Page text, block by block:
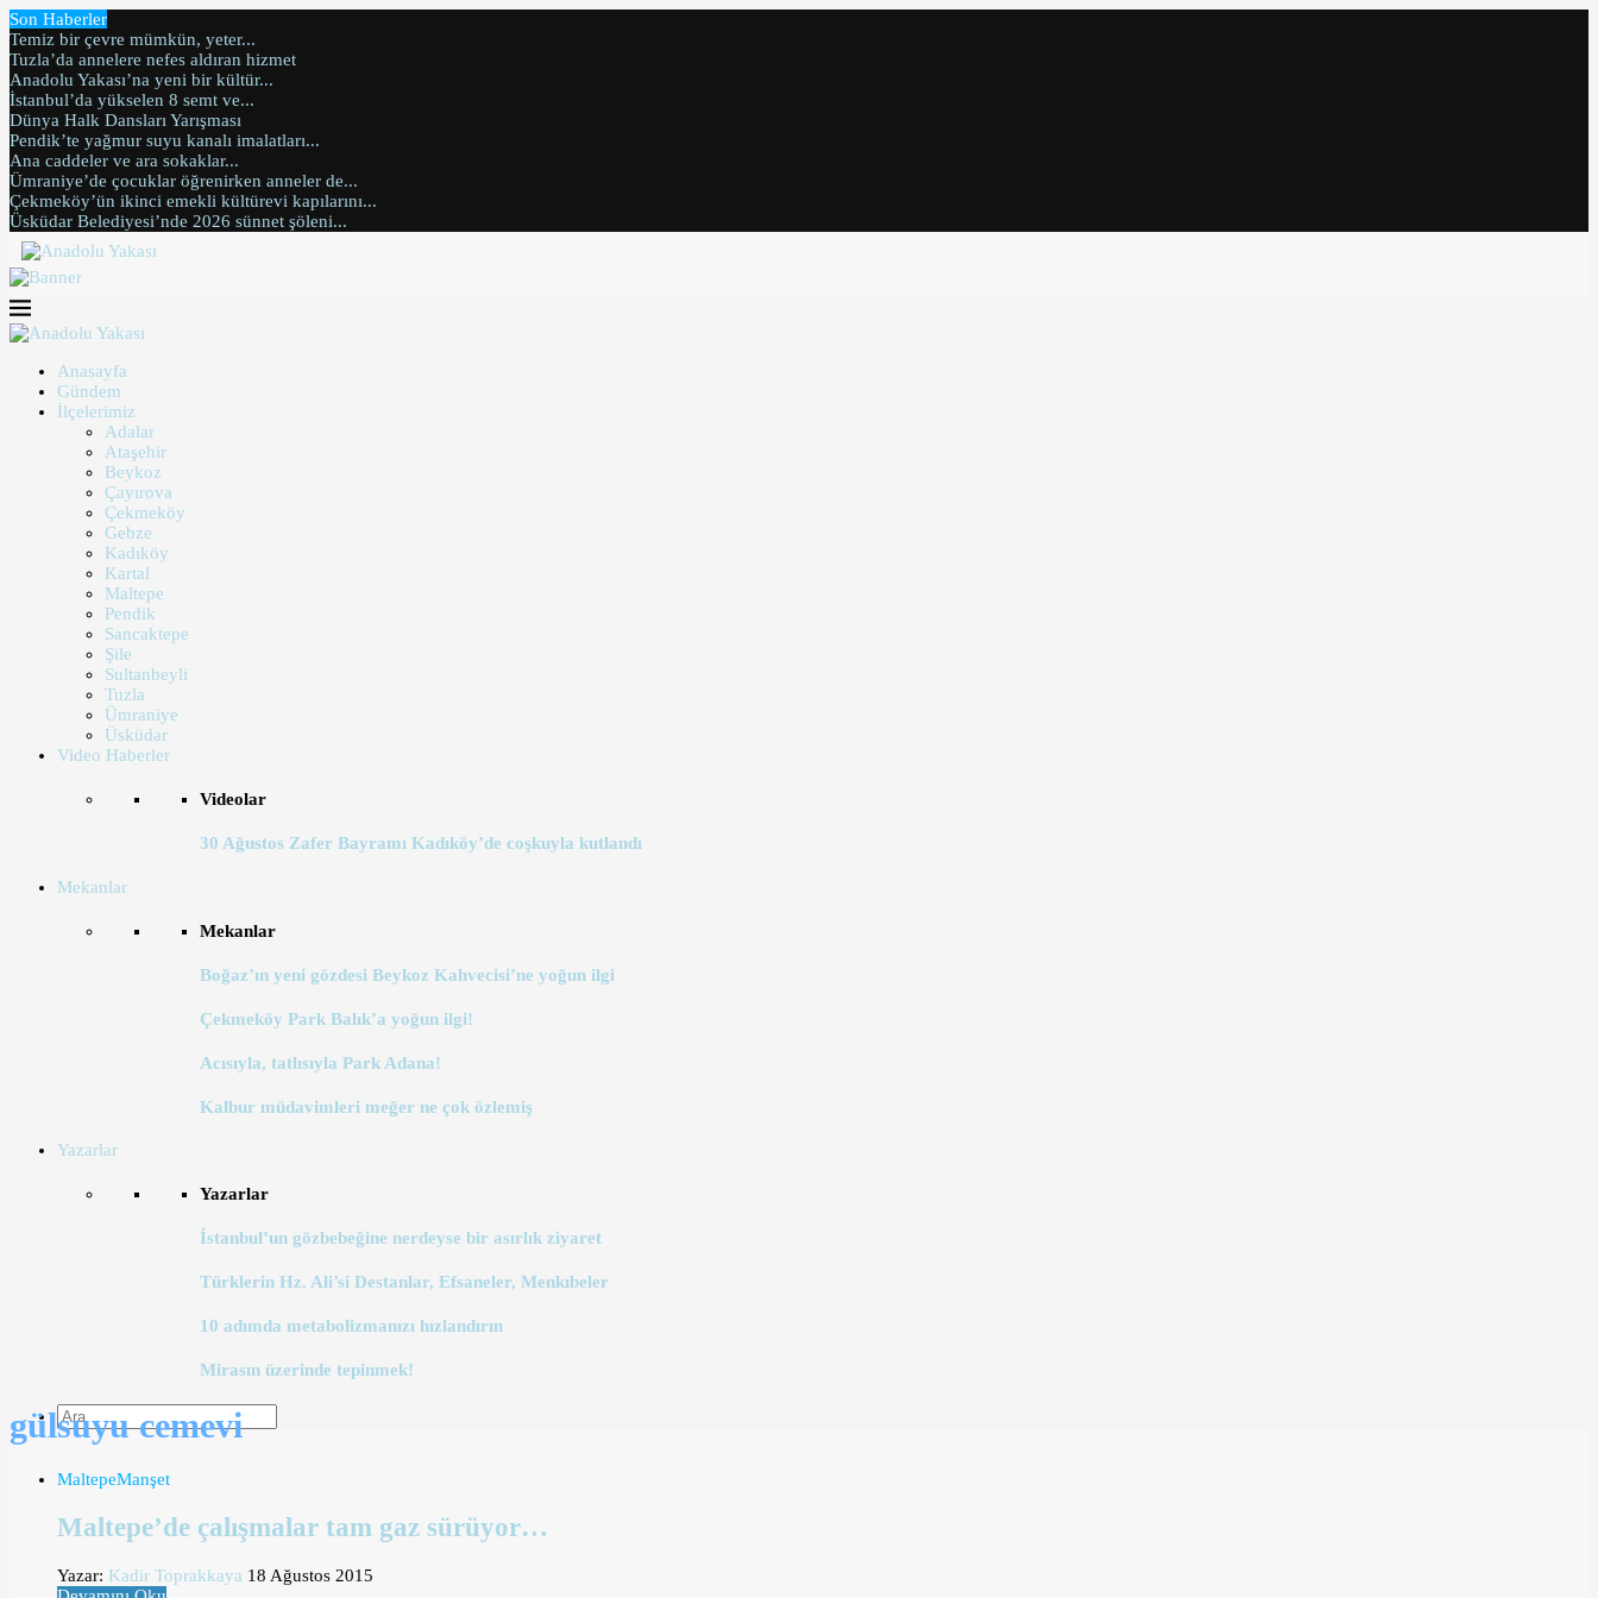
Son Haberler
Temiz bir çevre mümkün, yeter...
Tuzla’da annelere nefes aldıran hizmet
Anadolu Yakası’na yeni bir kültür...
İstanbul’da yükselen 8 semt ve...
Dünya Halk Dansları Yarışması
Pendik’te yağmur suyu kanalı imalatları...
Ana caddeler ve ara sokaklar...
Ümraniye’de çocuklar öğrenirken anneler de...
Çekmeköy’ün ikinci emekli kültürevi kapılarını...
Üsküdar Belediyesi’nde 2026 sünnet şöleni...
Anasayfa
Gündem
İlçelerimiz
Adalar
Ataşehir
Beykoz
Çayırova
Çekmeköy
Gebze
Kadıköy
Kartal
Maltepe
Pendik
Sancaktepe
Şile
Sultanbeyli
Tuzla
Ümraniye
Üsküdar
Video Haberler
Videolar
30 Ağustos Zafer Bayramı Kadıköy’de coşkuyla kutlandı
Mekanlar
Mekanlar
Boğaz’ın yeni gözdesi Beykoz Kahvecisi’ne yoğun ilgi
Çekmeköy Park Balık’a yoğun ilgi!
Acısıyla, tatlısıyla Park Adana!
Kalbur müdavimleri meğer ne çok özlemiş
Yazarlar
Yazarlar
İstanbul’un gözbebeğine nerdeyse bir asırlık ziyaret
Türklerin Hz. Ali’si Destanlar, Efsaneler, Menkıbeler
10 adımda metabolizmanızı hızlandırın
Mirasın üzerinde tepinmek!
gülsuyu cemevi
MaltepeManşet
Maltepe’de çalışmalar tam gaz sürüyor…
Yazar: Kadir Toprakkaya 18 Ağustos 2015